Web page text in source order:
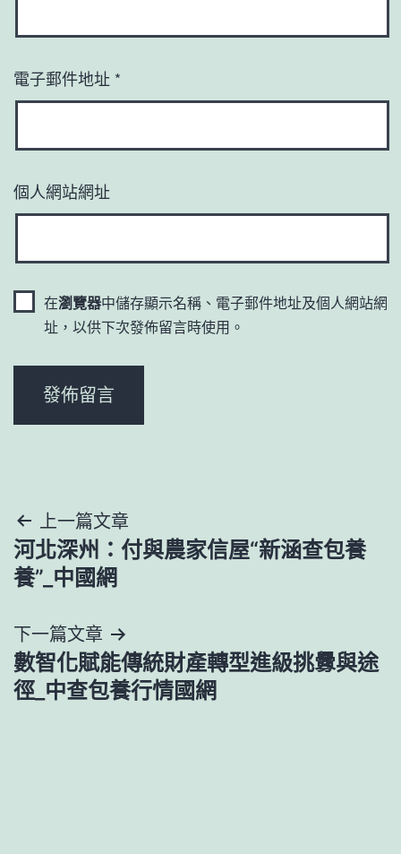
電子郵件地址 *
個人網站網址
在瀏覽器中儲存顯示名稱、電子郵件地址及個人網站網
址，以供下次發佈留言時使用。
文
章
覽
上一篇文章
河北深州：付與農家信屋“新涵查包養
養”_中國網
下一篇文章
數智化賦能傳統財產轉型進級挑釁與途
徑_中查包養行情國網